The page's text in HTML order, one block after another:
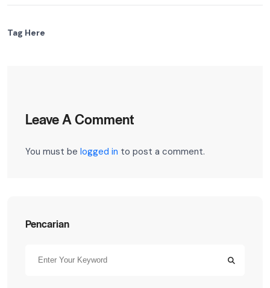
Tag Here
Leave A Comment
You must be logged in to post a comment.
Pencarian